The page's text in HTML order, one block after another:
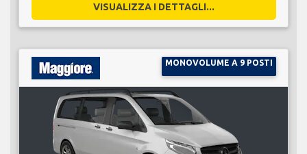
VISUALIZZA I DETTAGLI...
MONOVOLUME A 9 POSTI